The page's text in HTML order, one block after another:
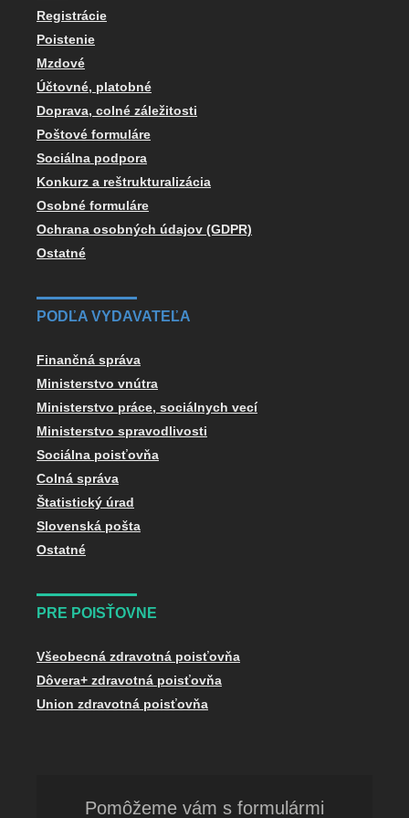
Registrácie
Poistenie
Mzdové
Účtovné, platobné
Doprava, colné záležitosti
Poštové formuláre
Sociálna podpora
Konkurz a reštrukturalizácia
Osobné formuláre
Ochrana osobných údajov (GDPR)
Ostatné
PODĽA VYDAVATEĽA
Finančná správa
Ministerstvo vnútra
Ministerstvo práce, sociálnych vecí
Ministerstvo spravodlivosti
Sociálna poisťovňa
Colná správa
Štatistický úrad
Slovenská pošta
Ostatné
PRE POISŤOVNE
Všeobecná zdravotná poisťovňa
Dôvera+ zdravotná poisťovňa
Union zdravotná poisťovňa
Pomôžeme vám s formulármi